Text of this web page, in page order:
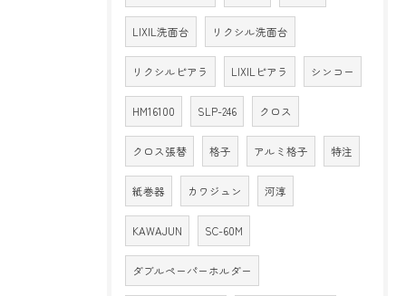
LIXIL洗面台 リクシル洗面台
リクシルピアラ LIXILピアラ シンコー
HM16100 SLP-246 クロス
クロス張替 格子 アルミ格子 特注
紙巻器 カワジュン 河淳
KAWAJUN SC-60M
ダブルペーパーホルダー